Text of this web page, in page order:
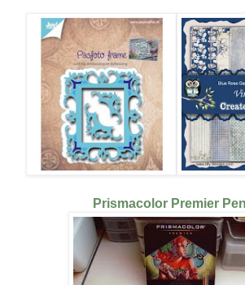
Prismacolor Premier